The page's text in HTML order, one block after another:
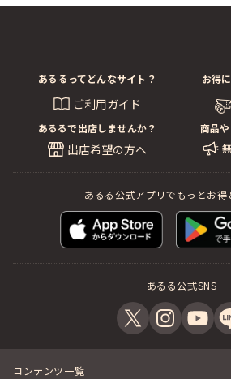
あるるってどんなサイト？
ご利用ガイド
お得
あるるで出店しませんか？
出店希望の方へ
商品
あるる公式アプリでもっとお得
あるる公式SNS
コンテンツ一覧